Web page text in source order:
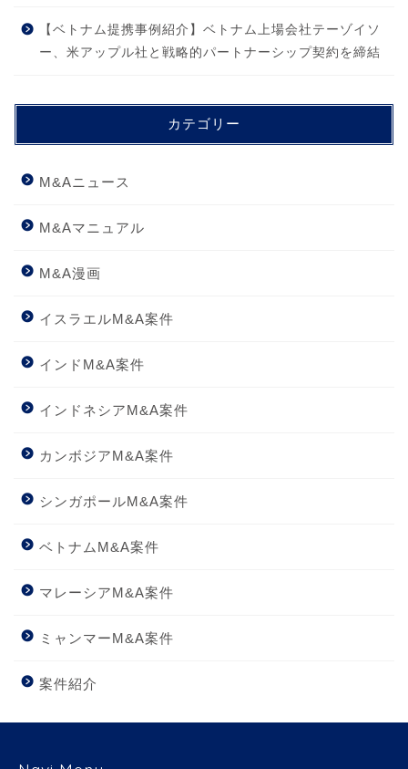
【ベトナム提携事例紹介】ベトナム上場会社テーゾイソ
ー、米アップル社と戦略的パートナーシップ契約を締結
カテゴリー
M&Aニュース
M&Aマニュアル
M&A漫画
イスラエルM&A案件
インドM&A案件
インドネシアM&A案件
カンボジアM&A案件
シンガポールM&A案件
ベトナムM&A案件
マレーシアM&A案件
ミャンマーM&A案件
案件紹介